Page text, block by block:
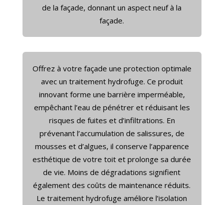
de la façade, donnant un aspect neuf à la
façade.
Offrez à votre façade une protection optimale
avec un traitement hydrofuge. Ce produit
innovant forme une barrière imperméable,
empêchant l’eau de pénétrer et réduisant les
risques de fuites et d’infiltrations. En
prévenant l’accumulation de salissures, de
mousses et d’algues, il conserve l’apparence
esthétique de votre toit et prolonge sa durée
de vie. Moins de dégradations signifient
également des coûts de maintenance réduits.
Le traitement hydrofuge améliore l’isolation